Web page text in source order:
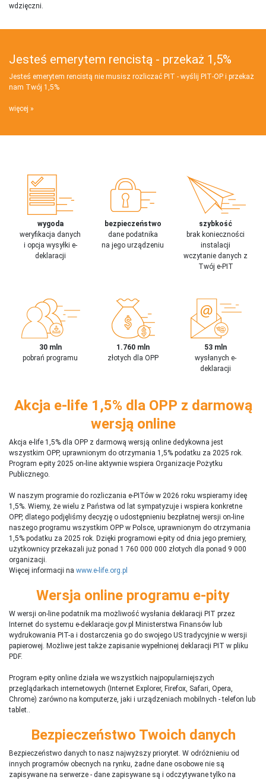
wdzięczni.
Jesteś emerytem rencistą - przekaż 1,5%
Jesteś emerytem rencistą nie musisz rozliczać PIT - wyślij PIT‑OP i przekaż
nam Twój 1,5%
więcej
wygoda
weryfikacja danych
i opcja wysyłki e-
deklaracji
bezpieczeństwo
dane podatnika
na jego urządzeniu
szybkość
brak konieczności
instalacji
wczytanie danych z
Twój e-PIT
30 mln
pobrań programu
1.760 mln
złotych dla OPP
53 mln
wysłanych e-
deklaracji
Akcja e-life 1,5% dla OPP z darmową
wersją online
Akcja e-life 1,5% dla OPP z darmową wersją online dedykowna jest
wszystkim OPP, uprawnionym do otrzymania 1,5% podatku za 2025 rok.
Program e-pity 2025 on-line aktywnie wspiera Organizacje Pożytku
Publicznego.
W naszym programie do rozliczania e-PITów w 2026 roku wspieramy ideę
1,5%. Wiemy, że wielu z Państwa od lat sympatyzuje i wspiera konkretne
OPP, dlatego podjęliśmy decyzję o udostępnieniu bezpłatnej wersji on-line
naszego programu wszystkim OPP w Polsce, uprawnionym do otrzymania
1,5% podatku za 2025 rok. Dzięki programowi e-pity od dnia jego premiery,
użytkownicy przekazali już ponad 1 760 000 000 złotych dla ponad 9 000
organizacji.
Więcej informacji na www.e-life.org.pl
Wersja online programu e-pity
W wersji on-line podatnik ma możliwość wysłania deklaracji PIT przez
Internet do systemu e-deklaracje.gov.pl Ministerstwa Finansów lub
wydrukowania PIT-a i dostarczenia go do swojego US tradycyjnie w wersji
papierowej. Możliwe jest także zapisanie wypełnionej deklaracji PIT w pliku
PDF.
Program e-pity online działa we wszystkich najpopularniejszych
przeglądarkach internetowych (Internet Explorer, Firefox, Safari, Opera,
Chrome) zarówno na komputerze, jaki i urządzeniach mobilnych - telefon lub
tablet..
Bezpieczeństwo Twoich danych
Bezpieczeństwo danych to nasz najwyższy priorytet. W odróżnieniu od
innych programów obecnych na rynku, żadne dane osobowe nie są
zapisywane na serwerze - dane zapisywane są i odczytywane tylko na